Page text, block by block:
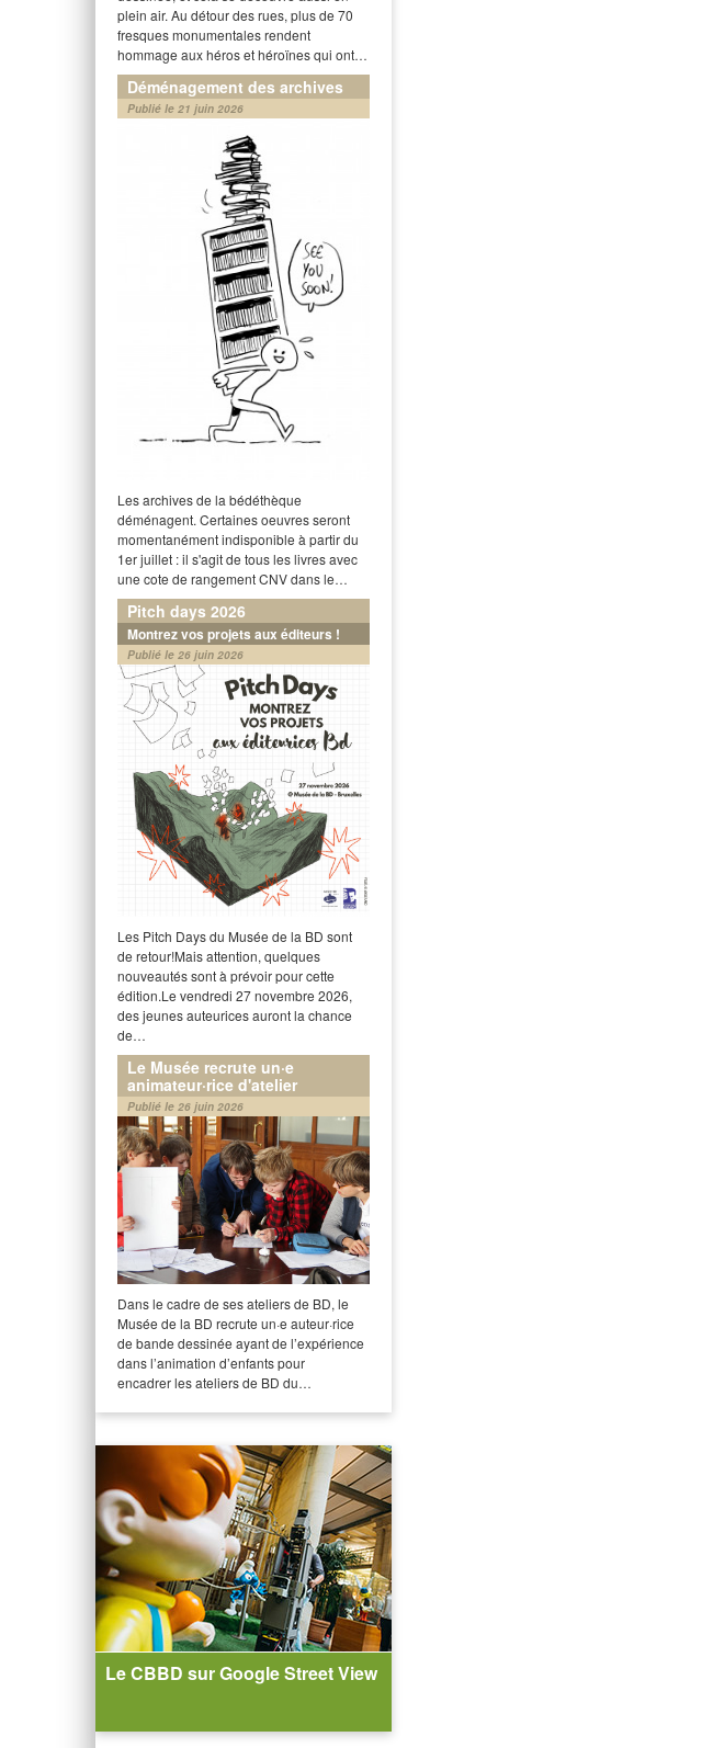
plein air. Au détour des rues, plus de 70
fresques monumentales rendent
hommage aux héros et héroïnes qui ont…
Déménagement des archives
Publié le 21 juin 2026
Les archives de la bédéthèque
déménagent. Certaines oeuvres seront
momentanément indisponible à partir du
1er juillet : il s'agit de tous les livres avec
une cote de rangement CNV dans le…
Pitch days 2026
Montrez vos projets aux éditeurs !
Publié le 26 juin 2026
Les Pitch Days du Musée de la BD sont
de retour!Mais attention, quelques
nouveautés sont à prévoir pour cette
édition.Le vendredi 27 novembre 2026,
des jeunes auteurices auront la chance
de…
Le Musée recrute un·e
animateur·rice d'atelier
Publié le 26 juin 2026
Dans le cadre de ses ateliers de BD, le
Musée de la BD recrute un·e auteur·rice
de bande dessinée ayant de l’expérience
dans l’animation d’enfants pour
encadrer les ateliers de BD du…
Le CBBD sur Google Street View